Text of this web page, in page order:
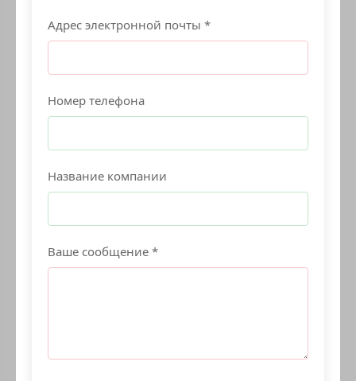
Адрес электронной почты *
Номер телефона
Название компании
Ваше сообщение *